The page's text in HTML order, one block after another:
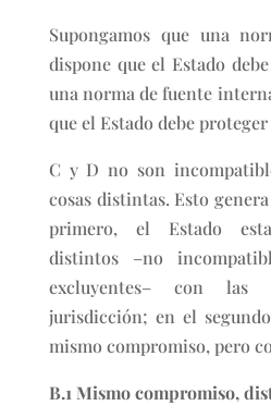
Supongamos que una
dispone que el Estado
una norma de fuente
que el Estado debe proteger
C y D no son
cosas distintas. Esto
primero, el Estado
distintos –no
excluyentes– con las
jurisdicción; en el
mismo compromiso, pero
B.1 Mismo compromiso,